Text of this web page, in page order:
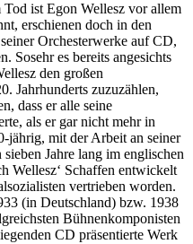
Tod ist Egon Wellesz vor allem
erschienen doch in den
Orchesterwerke auf CD,
Sosehr es bereits angesichts
den großen
Jahrhunderts zuzuzählen,
dass er alle seine
als er gar nicht mehr in
jährig, mit der Arbeit an seiner
Jahre lang im englischen
Wellesz‘ Schaffen entwickelt
vertrieben worden.
(in Deutschland) bzw. 1938
Bühnenkomponisten
CD präsentierte Werk